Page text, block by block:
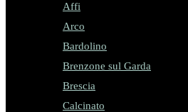
Affi
Arco
Bardolino
Brenzone sul Garda
Brescia
Calcinato